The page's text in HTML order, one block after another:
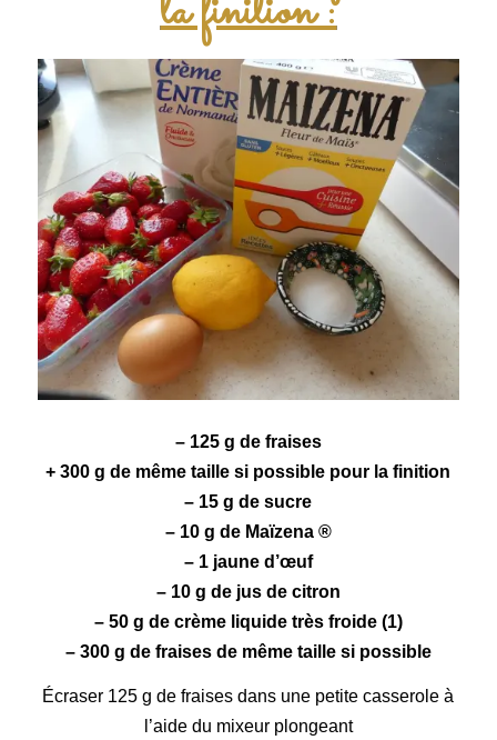
– 125 g de fraises
+ 300 g de même taille si possible pour la finition
– 15 g de sucre
– 10 g de Maïzena ®
– 1 jaune d’œuf
– 10 g de jus de citron
– 50 g de crème liquide très froide (1)
– 300 g de fraises de même taille si possible
Écraser 125 g de fraises dans une petite casserole à
l’aide du mixeur plongeant